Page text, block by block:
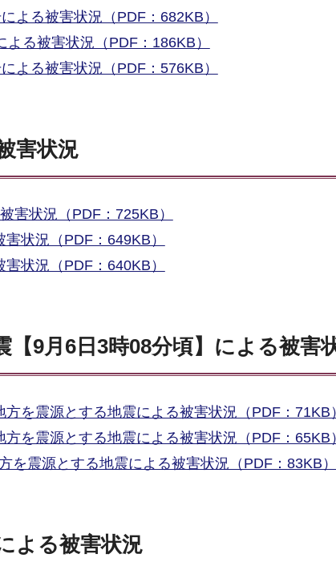
よる被害状況（PDF：682KB）
る被害状況（PDF：186KB）
よる被害状況（PDF：576KB）
害状況
害状況（PDF：725KB）
状況（PDF：649KB）
状況（PDF：640KB）
9月6日3時08分頃】による被害
を震源とする地震による被害状況（PDF：71KB
を震源とする地震による被害状況（PDF：65KB
を震源とする地震による被害状況（PDF：83KB）
よる被害状況